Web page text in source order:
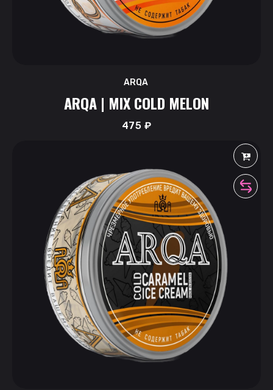
ARQA
ARQA | MIX COLD MELON
475 ₽